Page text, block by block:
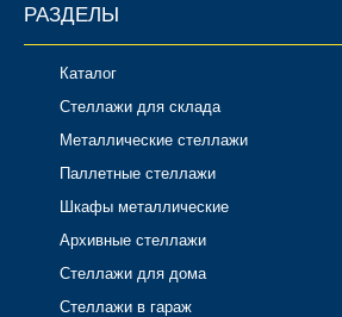
РАЗДЕЛЫ
Каталог
Стеллажи для склада
Металлические стеллажи
Паллетные стеллажи
Шкафы металлические
Архивные стеллажи
Стеллажи для дома
Стеллажи в гараж